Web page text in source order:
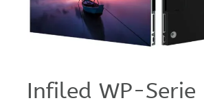
Infiled WP-